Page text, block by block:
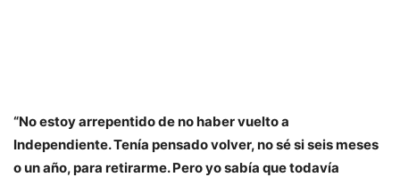
“No estoy arrepentido de no haber vuelto a
Independiente. Tenía pensado volver, no sé si seis meses
o un año, para retirarme. Pero yo sabía que todavía